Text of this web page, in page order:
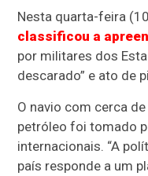
Nesta quarta-feira
classificou a
por militares dos
descarado” e ato de
O navio com cerca
petróleo foi tomado
internacionais. “A
país responde a um